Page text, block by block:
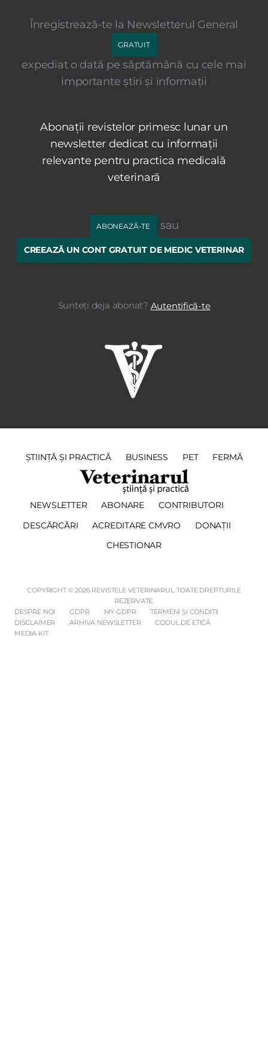
Înregistrează-te la Newsletterul General
GRATUIT
expediat o dată pe săptămână cu cele mai
importante știri și informații
Abonații revistelor primesc lunar un
newsletter dedicat cu informații
relevante pentru practica medicală
veterinară
ABONEAZĂ-TE sau
CREEAZĂ UN CONT GRATUIT DE MEDIC VETERINAR
Sunteți deja abonat? Autentifică-te
ȘTIINȚĂ ȘI PRACTICĂ BUSINESS PET FERMĂ
NEWSLETTER ABONARE CONTRIBUTORI
DESCĂRCĂRI ACREDITARE CMVRO DONAȚII
CHESTIONAR
COPYRIGHT © 2026 REVISTELE VETERINARUL. TOATE DREPTURILE
REZERVATE.
DESPRE NOI
GDPR MY GDPR
TERMENI ȘI CONDIȚII
DISCLAIMER
ARHIVA NEWSLETTER
CODUL DE ETICĂ
MEDIA KIT